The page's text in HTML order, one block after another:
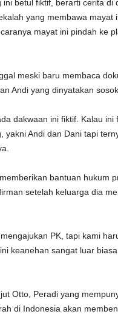
betul fiktif, berarti cerita di
yang membawa mayat
mayat ini pindah ke
meski baru membaca
Andi yang dinyatakan
dakwaan ini fiktif. Kalau ini
Andi dan Dani tapi
bantuan hukum
setelah keluarga dia
PK, tapi kami
keanehan sangat luar
Otto, Peradi yang
di Indonesia akan